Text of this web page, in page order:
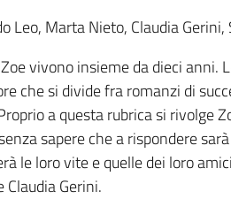
Leo, Marta Nieto, Claudia
vivono insieme da dieci anni.
che si divide fra romanzi di
a questa rubrica si rivolge
sapere che a rispondere
le loro vite e quelle dei loro
Gerini.